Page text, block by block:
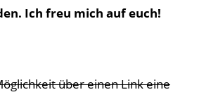
Ich freu mich auf euch!
über einen Link eine